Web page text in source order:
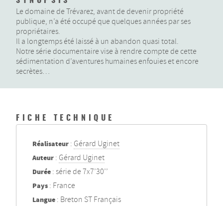
Le domaine de Trévarez, avant de devenir propriété
publique, n’a été occupé que quelques années par ses
propriétaires.
Il a longtemps été laissé à un abandon quasi total.
Notre série documentaire vise à rendre compte de cette
sédimentation d’aventures humaines enfouies et encore
secrètes…
FICHE TECHNIQUE
Réalisateur : Gérard Uginet
Auteur : Gérard Uginet
Durée : série de 7x7’30’’
Pays : France
Langue : Breton ST Français